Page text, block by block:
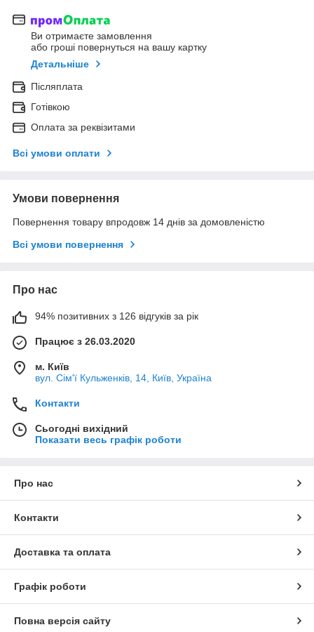
Ви отримаєте замовлення
або гроші повернуться на вашу картку
Детальніше
Післяплата
Готівкою
Оплата за реквізитами
Всі умови оплати
Умови повернення
Повернення товару впродовж 14 днів за домовленістю
Всі умови повернення
Про нас
94% позитивних з 126 відгуків за рік
Працює з 26.03.2020
м. Київ
вул. Сім'ї Кульженків, 14, Київ, Україна
Контакти
Сьогодні вихідний
Показати весь графік роботи
Про нас
Контакти
Доставка та оплата
Графік роботи
Повна версія сайту